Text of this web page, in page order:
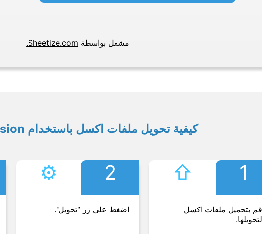
مشغل بواسطة Sheetize.com.
كيفية تحويل ملفات اكسل باستخدام Conversion
1
⇧︎
قم بتحميل ملفات اكسل
لتحويلها.
2
⚙︎
اضغط على زر "تحويل".